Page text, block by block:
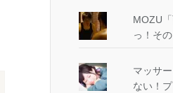
MOZU
っ！そ
マッサ
ない！